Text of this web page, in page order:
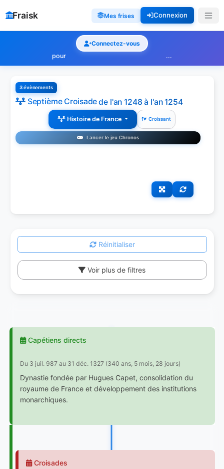
Fraisk Mes frises Connexion
Connectez-vous
pour
...
3 évènements
Septième Croisadede l'an 1248 à l'an 1254
Histoire de France Croissant
Lancer le jeu Chronos
Réinitialiser
Voir plus de filtres
Capétiens directs
Du 3 juil. 987 au 31 déc. 1327 (340 ans, 5 mois, 28 jours)
Dynastie fondée par Hugues Capet, consolidation du
royaume de France et développement des institutions
monarchiques.
Croisades